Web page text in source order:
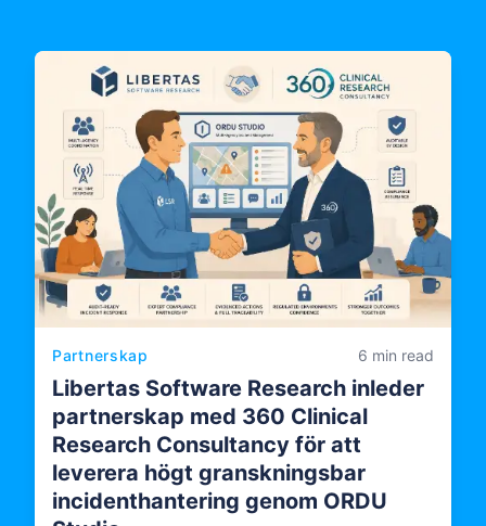
Partnerskap 6 min read
Libertas Software Research inleder
partnerskap med 360 Clinical
Research Consultancy för att
leverera högt granskningsbar
incidenthantering genom ORDU